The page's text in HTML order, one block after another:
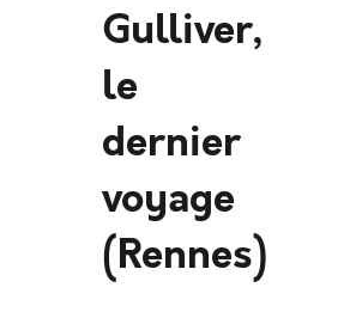
Gulliver,
le
dernier
voyage
(Rennes)